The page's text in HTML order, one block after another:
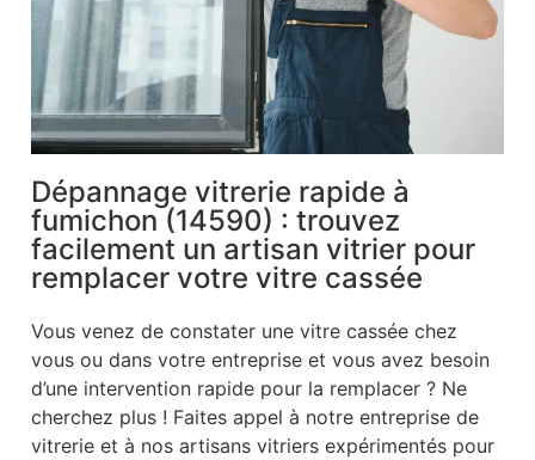
Dépannage vitrerie rapide à
fumichon (14590) : trouvez
facilement un artisan vitrier pour
remplacer votre vitre cassée
Vous venez de constater une vitre cassée chez
vous ou dans votre entreprise et vous avez besoin
d’une intervention rapide pour la remplacer ? Ne
cherchez plus ! Faites appel à notre entreprise de
vitrerie et à nos artisans vitriers expérimentés pour